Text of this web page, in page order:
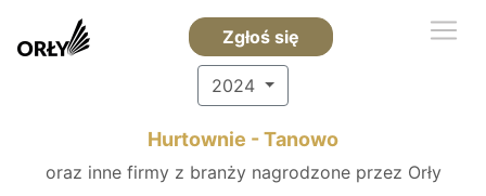
Zgłoś się
2024
Hurtownie - Tanowo
oraz inne firmy z branży nagrodzone przez Orły